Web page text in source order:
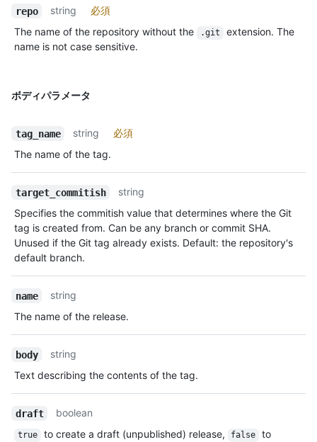
repo string
必須
The name of the repository without the
.git
extension. The
name is not case sensitive.
ボディパラメータ
tag_name string
必須
The name of the tag.
target_commitish
string
Specifies the commitish value that determines where the Git
tag is created from. Can be any branch or commit SHA.
Unused if the Git tag already exists. Default: the repository's
default branch.
name
string
The name of the release.
body
string
Text describing the contents of the tag.
draft boolean
true to create a draft (unpublished) release, false
to